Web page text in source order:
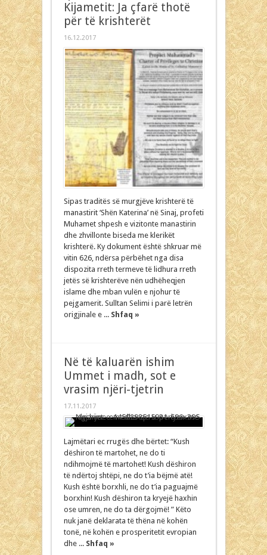
Kijametit: Ja çfarë thotë
për të krishterët
16.12.2017
Sipas traditës së murgjëve krishterë të
manastirit ‘Shën Katerina’ në Sinaj, profeti
Muhamet shpesh e vizitonte manastirin
dhe zhvillonte biseda me klerikët
krishterë. Ky dokument është shkruar më
vitin 626, ndërsa përbëhet nga disa
dispozita rreth termeve të lidhura rreth
jetës së krishterëve nën udhëheqjen
islame dhe mban vulën e njohur të
pejgamerit. Sulltan Selimi i parë letrën
origjinale e ... Shfaq »
Në të kaluarën ishim
Ummet i madh, sot e
vrasim njëri-tjetrin
17.11.2017
Lajmëtari ec rrugës dhe bërtet: “Kush
dëshiron të martohet, ne do ti
ndihmojmë të martohet! Kush dëshiron
të ndërtoj shtëpi, ne do t’ia bëjmë atë!
Kush është borxhli, ne do t’ia paguajmë
borxhin! Kush dëshiron ta kryejë haxhin
ose umren, ne do ta dërgojmë! ” Këto
nuk janë deklarata të thëna në kohën
tonë, në kohën e prosperitetit evropian
dhe ... Shfaq »